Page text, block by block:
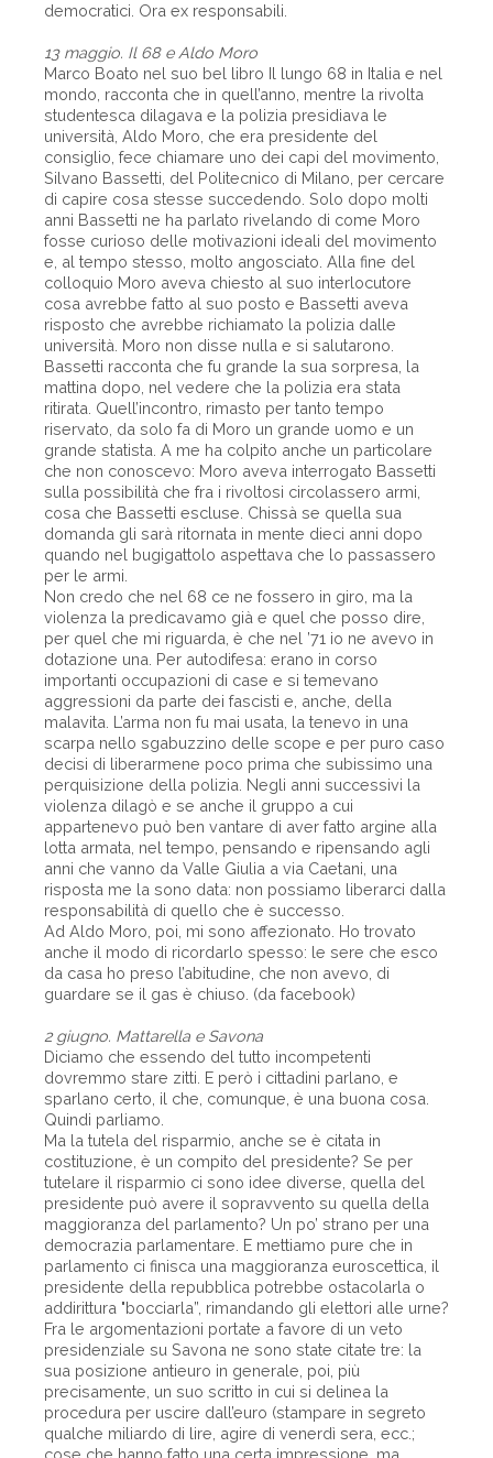
democratici. Ora ex responsabili.
13 maggio. Il 68 e Aldo Moro
Marco Boato nel suo bel libro Il lungo 68 in Italia e nel
mondo, racconta che in quell’anno, mentre la rivolta
studentesca dilagava e la polizia presidiava le
università, Aldo Moro, che era presidente del
consiglio, fece chiamare uno dei capi del movimento,
Silvano Bassetti, del Politecnico di Milano, per cercare
di capire cosa stesse succedendo. Solo dopo molti
anni Bassetti ne ha parlato rivelando di come Moro
fosse curioso delle motivazioni ideali del movimento
e, al tempo stesso, molto angosciato. Alla fine del
colloquio Moro aveva chiesto al suo interlocutore
cosa avrebbe fatto al suo posto e Bassetti aveva
risposto che avrebbe richiamato la polizia dalle
università. Moro non disse nulla e si salutarono.
Bassetti racconta che fu grande la sua sorpresa, la
mattina dopo, nel vedere che la polizia era stata
ritirata. Quell’incontro, rimasto per tanto tempo
riservato, da solo fa di Moro un grande uomo e un
grande statista. A me ha colpito anche un particolare
che non conoscevo: Moro aveva interrogato Bassetti
sulla possibilità che fra i rivoltosi circolassero armi,
cosa che Bassetti escluse. Chissà se quella sua
domanda gli sarà ritornata in mente dieci anni dopo
quando nel bugigattolo aspettava che lo passassero
per le armi.
Non credo che nel 68 ce ne fossero in giro, ma la
violenza la predicavamo già e quel che posso dire,
per quel che mi riguarda, è che nel ’71 io ne avevo in
dotazione una. Per autodifesa: erano in corso
importanti occupazioni di case e si temevano
aggressioni da parte dei fascisti e, anche, della
malavita. L’arma non fu mai usata, la tenevo in una
scarpa nello sgabuzzino delle scope e per puro caso
decisi di liberarmene poco prima che subissimo una
perquisizione della polizia. Negli anni successivi la
violenza dilagò e se anche il gruppo a cui
appartenevo può ben vantare di aver fatto argine alla
lotta armata, nel tempo, pensando e ripensando agli
anni che vanno da Valle Giulia a via Caetani, una
risposta me la sono data: non possiamo liberarci dalla
responsabilità di quello che è successo.
Ad Aldo Moro, poi, mi sono affezionato. Ho trovato
anche il modo di ricordarlo spesso: le sere che esco
da casa ho preso l’abitudine, che non avevo, di
guardare se il gas è chiuso. (da facebook)
2 giugno. Mattarella e Savona
Diciamo che essendo del tutto incompetenti
dovremmo stare zitti. E però i cittadini parlano, e
sparlano certo, il che, comunque, è una buona cosa.
Quindi parliamo.
Ma la tutela del risparmio, anche se è citata in
costituzione, è un compito del presidente? Se per
tutelare il risparmio ci sono idee diverse, quella del
presidente può avere il sopravvento su quella della
maggioranza del parlamento? Un po’ strano per una
democrazia parlamentare. E mettiamo pure che in
parlamento ci finisca una maggioranza euroscettica, il
presidente della repubblica potrebbe ostacolarla o
addirittura "bocciarla”, rimandando gli elettori alle urne?
Fra le argomentazioni portate a favore di un veto
presidenziale su Savona ne sono state citate tre: la
sua posizione antieuro in generale, poi, più
precisamente, un suo scritto in cui si delinea la
procedura per uscire dall’euro (stampare in segreto
qualche miliardo di lire, agire di venerdì sera, ecc.;
cose che hanno fatto una certa impressione, ma